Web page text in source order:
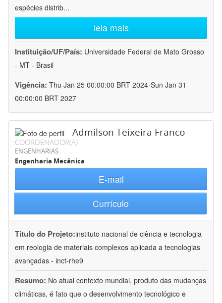
espécies distrib...
leia mais
Instituição/UF/País: Universidade Federal de Mato Grosso
- MT - Brasil
Vigência: Thu Jan 25 00:00:00 BRT 2024-Sun Jan 31
00:00:00 BRT 2027
Admilson Teixeira Franco
COORDENADOR(A)
ENGENHARIAS
Engenharia Mecânica
E-mail
Currículo
Título do Projeto:instituto nacional de ciência e tecnologia
em reologia de materiais complexos aplicada a tecnologias
avançadas - inct-rhe9
Resumo: No atual contexto mundial, produto das mudanças
climáticas, é fato que o desenvolvimento tecnológico e